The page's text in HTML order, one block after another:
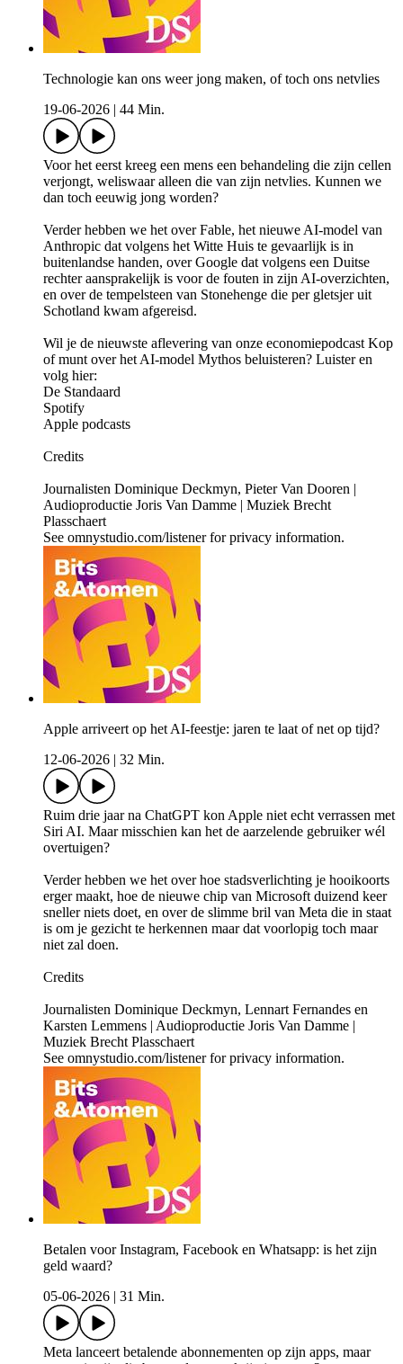
Technologie kan ons weer jong maken, of toch ons netvlies
19-06-2026 | 44 Min.
Voor het eerst kreeg een mens een behandeling die zijn cellen
verjongt, weliswaar alleen die van zijn netvlies. Kunnen we
dan toch eeuwig jong worden?
Verder hebben we het over Fable, het nieuwe AI-model van
Anthropic dat volgens het Witte Huis te gevaarlijk is in
buitenlandse handen, over Google dat volgens een Duitse
rechter aansprakelijk is voor de fouten in zijn AI-overzichten,
en over de tempelsteen van Stonehenge die per gletsjer uit
Schotland kwam afgereisd.
Wil je de nieuwste aflevering van onze economiepodcast Kop
of munt over het AI-model Mythos beluisteren? Luister en
volg hier:
De Standaard
Spotify
Apple podcasts
Credits
Journalisten Dominique Deckmyn, Pieter Van Dooren |
Audioproductie Joris Van Damme | Muziek Brecht
Plasschaert
See omnystudio.com/listener for privacy information.
Apple arriveert op het AI-feestje: jaren te laat of net op tijd?
12-06-2026 | 32 Min.
Ruim drie jaar na ChatGPT kon Apple niet echt verrassen met
Siri AI. Maar misschien kan het de aarzelende gebruiker wél
overtuigen?
Verder hebben we het over hoe stadsverlichting je hooikoorts
erger maakt, hoe de nieuwe chip van Microsoft duizend keer
sneller niets doet, en over de slimme bril van Meta die in staat
is om je gezicht te herkennen maar dat voorlopig toch maar
niet zal doen.
Credits
Journalisten Dominique Deckmyn, Lennart Fernandes en
Karsten Lemmens | Audioproductie Joris Van Damme |
Muziek Brecht Plasschaert
See omnystudio.com/listener for privacy information.
Betalen voor Instagram, Facebook en Whatsapp: is het zijn
geld waard?
05-06-2026 | 31 Min.
Meta lanceert betalende abonnementen op zijn apps, maar